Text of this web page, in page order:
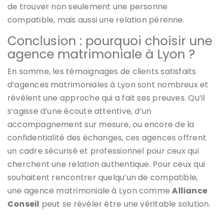
de trouver non seulement une personne
compatible, mais aussi une relation pérenne.
Conclusion : pourquoi choisir une
agence matrimoniale à Lyon ?
En somme, les témoignages de clients satisfaits
d’agences matrimoniales à Lyon sont nombreux et
révèlent une approche qui a fait ses preuves. Qu’il
s’agisse d’une écoute attentive, d’un
accompagnement sur mesure, ou encore de la
confidentialité des échanges, ces agences offrent
un cadre sécurisé et professionnel pour ceux qui
cherchent une relation authentique. Pour ceux qui
souhaitent rencontrer quelqu’un de compatible,
une agence matrimoniale à Lyon commeAlliance
Conseil peut se révéler être une véritable solution.